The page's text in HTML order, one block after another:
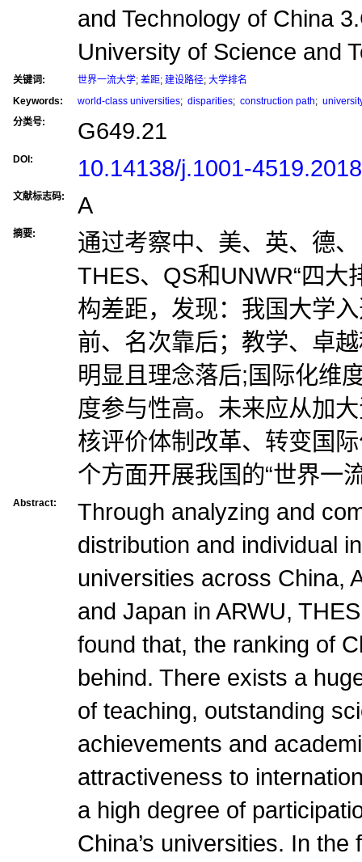
and Technology of China
University of Science and
关键词: 世界一流大学; 差距; 建设路径; 大学排名
Keywords:
world-class universities; disparities; construction path;
分类号:
G649.21
DOI: 10.14138/j.1001-
文献标志码: A
摘要:
通过考察中、美、英、德
THES、QS和UNWR“四大
构差距，发现：我国大学
前、名次靠后；教学、卓
明显且理念落后;国际化维
度参与性高。未来应从加
核评价体制改革、转变国
个方面开展我国的“世界一
Abstract:
Through analyzing and
distribution and individual
universities across China,
and Japan in ARWU,
found that, the ranking of
behind. There exists a
of teaching, outstanding
achievements and
attractiveness to
a high degree of
China’s universities. In the